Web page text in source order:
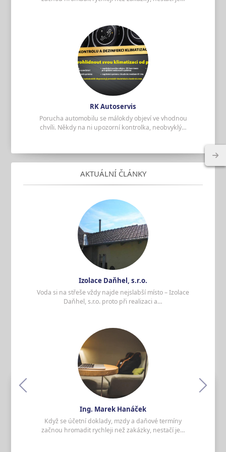
Číst více
RK Autoservis
Porucha automobilu se málokdy objeví ve vhodnou
chvíli. Někdy na ni upozorní kontrolka, neobvyklý…
RK Autoservis řeší závadu od
první kontroly až po bezpečný
návrat vozu na silnici
Porucha automobilu se málokdy objeví ve
vhodnou chvíli. Někdy na ni upozorní
kontrolka, neobvyklý zvuk nebo změna při
řízení, jindy auto přestane…
Číst více
AKTUÁLNÍ ČLÁNKY
Izolace Daňhel, s.r.o.
Voda si na střeše vždy najde nejslabší místo – Izolace
Daňhel, s.r.o. proto při realizaci a…
Plochá střecha není rovná:
spádování, hydroizolace a
klempířské detaily rozhodují, kam
zmizí déšť
Voda si na střeše vždy najde nejslabší místo –
Izolace Daňhel, s.r.o. proto při realizaci a
rekonstrukci plochých střech nesází pouze
na…
Číst více
Ing. Marek Hanáček
Když se účetní doklady, mzdy a daňové termíny
začnou hromadit rychleji než zakázky, nestačí je…
Daně nejsou místo pro odhad:
Ing. Marek Hanáček mění
účetnictví v systém, o který se
podnikání může opřít
Když se účetní doklady, mzdy a daňové
termíny začnou hromadit rychleji než zakázky,
nestačí je pouze „nějak zpracovat“ –
certifikovaný daňový poradce…
Číst více